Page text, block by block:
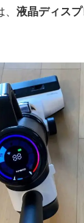
、液晶ディスプ